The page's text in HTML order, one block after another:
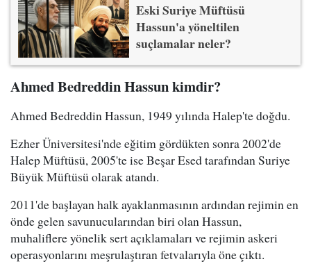
Eski Suriye Müftüsü
Hassun'a yöneltilen
suçlamalar neler?
Ahmed Bedreddin Hassun kimdir?
Ahmed Bedreddin Hassun, 1949 yılında Halep'te doğdu.
Ezher Üniversitesi'nde eğitim gördükten sonra 2002'de
Halep Müftüsü, 2005'te ise Beşar Esed tarafından Suriye
Büyük Müftüsü olarak atandı.
2011'de başlayan halk ayaklanmasının ardından rejimin en
önde gelen savunucularından biri olan Hassun,
muhaliflere yönelik sert açıklamaları ve rejimin askeri
operasyonlarını meşrulaştıran fetvalarıyla öne çıktı.